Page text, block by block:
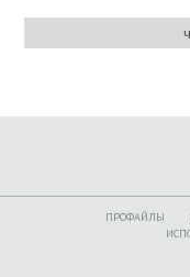
ПРОФАЙЛЫ